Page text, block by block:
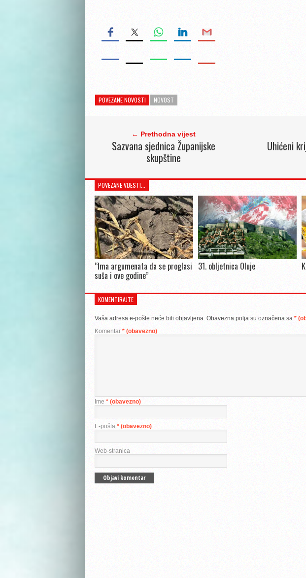
POVEZANE NOVOSTI NOVOST
← Prethodna vijest
Sazvana sjednica Županijske
skupštine
Uhićeni
POVEZANE VIJESTI...
“Ima argumenata da se proglasi
suša i ove godine”
31. obljetnica Oluje
KOMENTIRAJTE
Vaša adresa e-pošte neće biti objavljena. Obavezna polja su označena sa *
Komentar * (obavezno)
Ime * (obavezno)
E-pošta * (obavezno)
Web-stranica